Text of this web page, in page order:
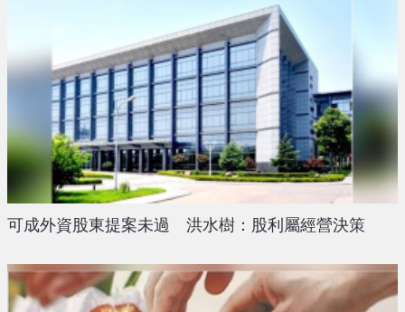
可成外資股東提案未過 洪水樹：股利屬經營決策